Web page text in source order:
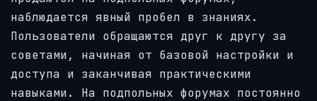
наблюдается явный пробел в знаниях.
Пользователи обращаются друг к другу за
советами, начиная от базовой настройки и
доступа и заканчивая практическими
навыками. На подпольных форумах постоянно